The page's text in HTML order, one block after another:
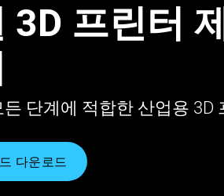
3D 프린터
단계에 적합한 산업용 3D
다운로드